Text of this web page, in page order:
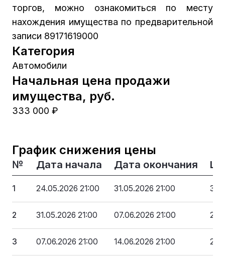
торгов, можно ознакомиться по месту
нахождения имущества по предварительной
записи 89171619000
Категория
Автомобили
Начальная цена продажи
имущества, руб.
333 000 ₽
График снижения цены
№ Дата начала Дата окончания
1 24.05.2026 21:00 31.05.2026 21:00
2 31.05.2026 21:00 07.06.2026 21:00
3 07.06.2026 21:00 14.06.2026 21:00